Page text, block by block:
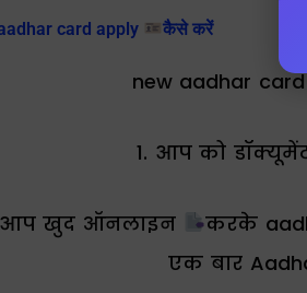
card apply कैसे करें
new aadhar
1. आप को
आप खुद ऑनलाइन करके
एक बार